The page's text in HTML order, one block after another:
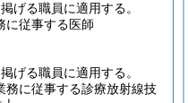
げる職員に適用する。
に従事する医師
げる職員に適用する。
務に従事する診療放射線技